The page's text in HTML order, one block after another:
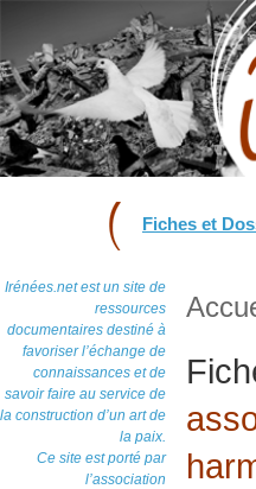
Fiches et
Irénées.net est un site de
ressources
documentaires destiné à
favoriser l’échange de
connaissances et de
savoir faire au service de
la construction d’un art de
la paix.
Ce site est porté par
l’association